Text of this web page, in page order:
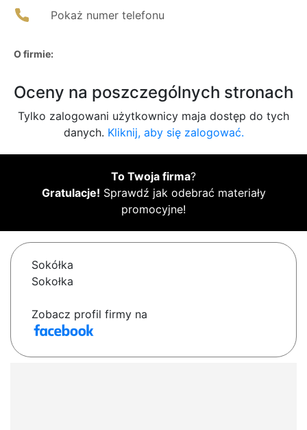
Pokaż numer telefonu
O firmie:
Oceny na poszczególnych stronach
Tylko zalogowani użytkownicy maja dostęp do tych
danych. Kliknij, aby się zalogować.
To Twoja firma?
Gratulacje! Sprawdź jak odebrać materiały
promocyjne!
Sokółka
Sokołka
Zobacz profil firmy na